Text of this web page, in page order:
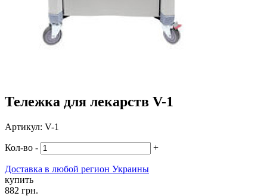
Тележка для лекарств V-1
Артикул: V-1
Кол-во - +
Доставка в любой регион Украины
купить
882 грн.